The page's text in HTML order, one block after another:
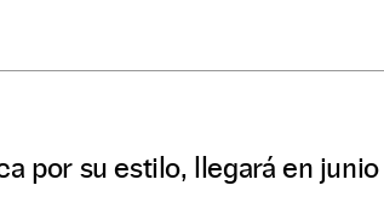
por su estilo, llegará en